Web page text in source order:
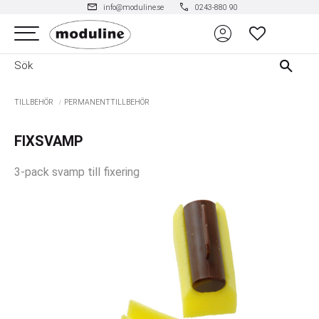
Meny
mail info@moduline.se phone 0243-880 90
account_circle FAVORITER
TILLBEHÖR PERMANENTTILLBEHÖR
FIXSVAMP
3-pack svamp till fixering